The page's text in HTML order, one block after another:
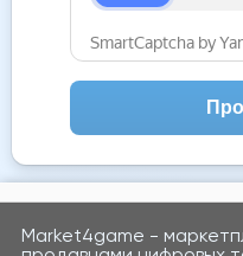
Market4game -